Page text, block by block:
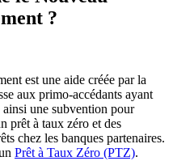
?
est une aide créée par la
aux primo-accédants ayant
une subvention pour
prêt à taux zéro et des
chez les banques partenaires.
Prêt à Taux Zéro (PTZ).